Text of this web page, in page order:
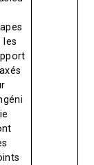
les